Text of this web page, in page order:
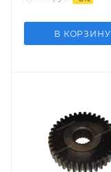
В КОРЗИНУ